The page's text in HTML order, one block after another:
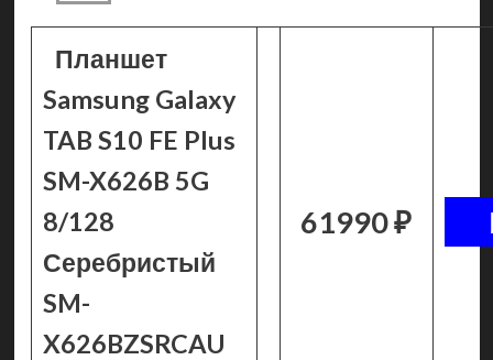
Планшет
Samsung Galaxy
TAB S10 FE Plus
SM-X626B 5G
8/128
Серебристый
SM-
X626BZSRCAU
61990 ₽